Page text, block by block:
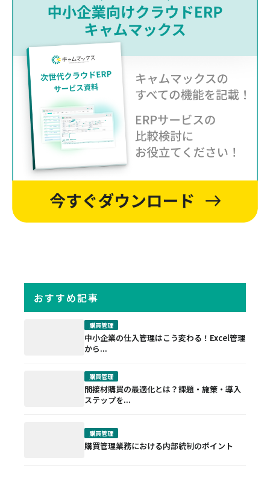
おすすめ記事
購買管理
中小企業の仕入管理はこう変わる！Excel管理
から...
購買管理
間接材購買の最適化とは？課題・施策・導入
ステップを...
購買管理
購買管理業務における内部統制のポイント